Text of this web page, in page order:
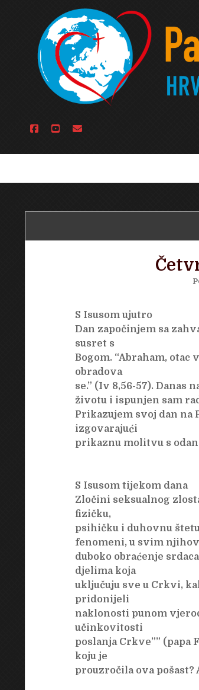
facebook
youtubeemail
S Isusom ujutro
Dan započinjem sa
susret s
Bogom. “Abraham,
obradova
se.” (Iv 8,56-57). Danas
životu i ispunjen sam
Prikazujem svoj dan na
izgovarajući
prikaznu molitvu s
S Isusom tijekom dana
Zločini seksualnog
fizičku,
psihičku i duhovnu
fenomeni, u svim
duboko obraćenje
djelima koja
uključuju sve u Crkvi,
pridonijeli
naklonosti punom
učinkovitosti
poslanja Crkve””
koju je
prouzročila ova